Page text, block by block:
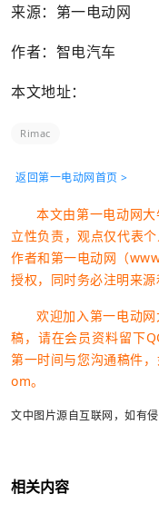
来源：第一电动网
作者：智电汽车
本文地址：
Rimac
返回第一电动网首页 >
本文由第一电动网
立性负责，观点仅代表
作者和第一电动网（
授权，同时务必注明来源
欢迎加入第一电动
稿，请在会员资料留下
第一时间与您沟通稿件
om。
文中图片源自互联网，如有侵
相关内容